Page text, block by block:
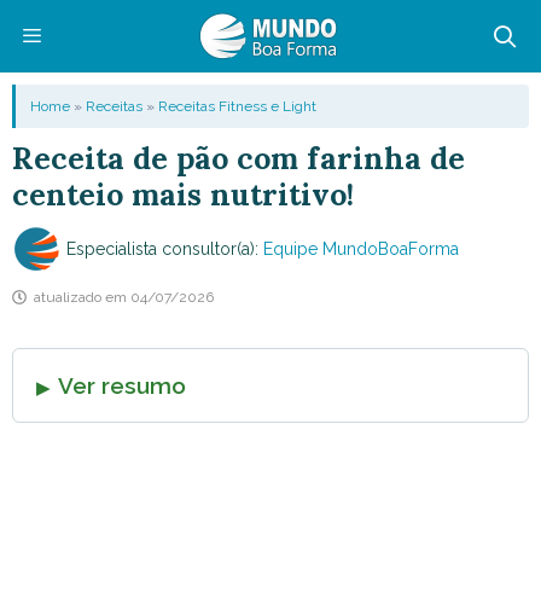
conteúdo
Menu
Home » Receitas » Receitas Fitness e Light
Receita de pão com farinha de
centeio mais nutritivo!
Especialista consultor(a): Equipe MundoBoaForma
atualizado em 04/07/2026
Ver resumo